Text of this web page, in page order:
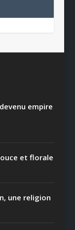
empire
et florale
une religion